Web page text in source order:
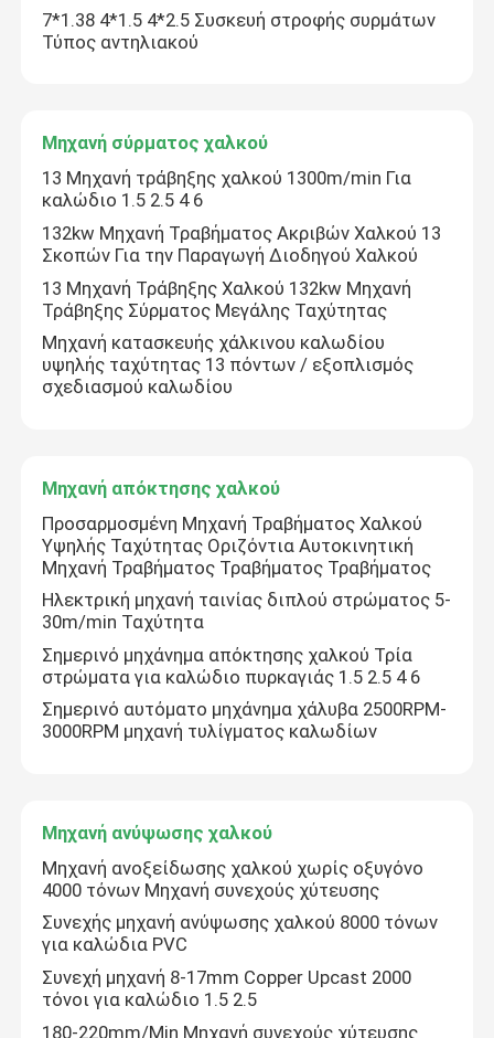
Σπίτι
Βίντεο
Σχετικά με εμάς
Επισκεψή εργοστασίου
Έλεγχος ποιότητας
Ζητήστε μια προσφορά
Μηχανή εκτόξευσης καλωδίων
Μηχανή εκτόξευσης συρμάτων
7*1.38 4*1.5 4*2.5 Συσκευή στροφής συρμάτων
Τύπος αντηλιακού
Μηχανή σύρματος χαλκού
13 Μηχανή τράβηξης χαλκού 1300m/min Για
καλώδιο 1.5 2.5 4 6
132kw Μηχανή Τραβήματος Ακριβών Χαλκού 13
Σκοπών Για την Παραγωγή Διοδηγού Χαλκού
13 Μηχανή Τράβηξης Χαλκού 132kw Μηχανή
Τράβηξης Σύρματος Μεγάλης Ταχύτητας
Μηχανή κατασκευής χάλκινου καλωδίου
υψηλής ταχύτητας 13 πόντων / εξοπλισμός
σχεδιασμού καλωδίου
Μηχανή απόκτησης χαλκού
Προσαρμοσμένη Μηχανή Τραβήματος Χαλκού
Υψηλής Ταχύτητας Οριζόντια Αυτοκινητική
Μηχανή Τραβήματος Τραβήματος Τραβήματος
Ηλεκτρική μηχανή ταινίας διπλού στρώματος 5-
30m/min Ταχύτητα
Σημερινό μηχάνημα απόκτησης χαλκού Τρία
στρώματα για καλώδιο πυρκαγιάς 1.5 2.5 4 6
Σημερινό αυτόματο μηχάνημα χάλυβα 2500RPM-
3000RPM μηχανή τυλίγματος καλωδίων
Μηχανή ανύψωσης χαλκού
Μηχανή ανοξείδωσης χαλκού χωρίς οξυγόνο
4000 τόνων Μηχανή συνεχούς χύτευσης
Συνεχής μηχανή ανύψωσης χαλκού 8000 τόνων
για καλώδια PVC
Συνεχή μηχανή 8-17mm Copper Upcast 2000
τόνοι για καλώδιο 1.5 2.5
180-220mm/Min Μηχανή συνεχούς χύτευσης